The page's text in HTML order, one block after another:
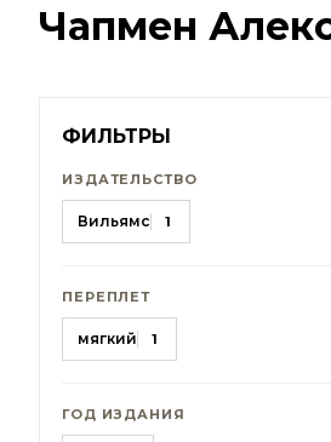
Чапмен
ФИЛЬТРЫ
ИЗДАТЕЛЬСТВО
Вильямс 1
ПЕРЕПЛЕТ
мягкий 1
ГОД ИЗДАНИЯ